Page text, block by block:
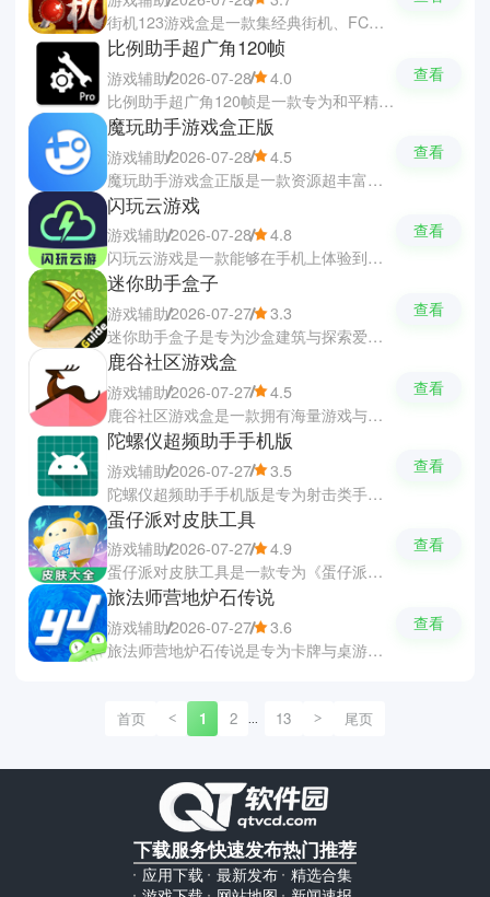
街机123游戏盒是一款集经典街机、FC、GBA等多平台游戏于一体的复古游戏盒子。软件收录了拳皇、街头霸王、魂斗罗、三国战纪等海量经典游戏，所有的游戏资源均为免费即点即玩。软件全面优化了虚拟按键的多点触控，真实还原了街机摇杆的手感，让你们随时随地重温童年的游戏乐趣。
比例助手超广角120帧
游戏辅助2026-07-28
4.0
比例助手超广角120帧是一款专为和平精英打造的屏幕比例与画质修改软件，无需Root权限即可轻松操作。软件支持一键将游戏画面修改为16:9无黑边广角、平板视角等多种模式，扩大自己的视野范围，更容易捕捉敌方的动态。软件拥有优化技术与实时帧率监控，提升运行的流畅度与射击精准度，即便是低端设备也能稳定高帧运行。
查看
魔玩助手游戏盒正版
游戏辅助2026-07-28
4.5
魔玩助手游戏盒正版是一款资源超丰富的游戏盒子软件，无论是想找热门手游、海外精品、MOD破解版、BT单机等等都应有尽有。软件拥有选安利墙和真实玩家的测评，帮助你们快速发现好的游戏作品，并提供一键高速下载与自动适配机型。软件还有各种实用辅助工具和游戏攻略，以及记得每日上线领取专属的礼包。
查看
闪玩云游戏
游戏辅助2026-07-28
4.8
闪玩云游戏是一款能够在手机上体验到各类大型3A游戏的云游戏平台软件，不再局限于设备的限制。软件内拥有超多种类的游戏，如狂飙赛车、冒险探索、惊悚解密等题材的游戏即点即玩，完全不需要漫长等待下载和更新。软件还有不限时畅玩体验，彻底摆脱硬件性能限制和时间焦虑。
查看
迷你助手盒子
游戏辅助2026-07-27
3.3
迷你助手盒子是专为沙盒建筑与探索爱好者打造的游戏辅助软件，全面收录了各类物品的合成公式、建筑建造指引与游戏资料。软件提供了丰富的地图种子代码与大神攻略教程视频，你们可以随时查看生动详尽的宠物属性、角色装扮及精美皮肤图鉴。软件还设有活跃的社区，让你们轻松掌握技巧以及结识组队的队友。
查看
鹿谷社区游戏盒
游戏辅助2026-07-27
4.5
鹿谷社区游戏盒是一款拥有海量游戏与应用资源的资源下载与互动社区软件，让你们轻松获得高品质的游戏资源。软件聚合了手游、PC端游及主机游戏等丰富资源，所有的资源均经过严格安全审核，支持分类导航与精准搜索并提供了多线路的高速不限速下载。软件还设有投稿分享以及活跃的讨论社区，让你们互相分享游戏心得与技巧攻略。
查看
陀螺仪超频助手手机版
游戏辅助2026-07-27
3.5
陀螺仪超频助手手机版是专为射击类手游打造的游戏优化辅助软件，能够有效提升设备的响应速度与陀螺仪灵敏度。软件能够解锁超高流的畅画质与帧数，还提供了实时数据反馈与稳定运行保障。软件还支持自由调节镜头、开火及陀螺仪敏感度参数，显著减少枪械的后坐力与屏幕水平震动，让你们大幅提升射击的精准度与操作手感。
查看
蛋仔派对皮肤工具
游戏辅助2026-07-27
4.9
蛋仔派对皮肤工具是一款专为《蛋仔派对》游戏打造的个性化皮肤图鉴与资讯软件，全面收录了从早期赛季到最新赛季的所有外观装饰。在这里你们可以一键分类筛选与精准搜索，为你们呈上超清皮肤图片、动态展示、稀有等级与获取途径等详细信息。你们能够随时查阅皮肤的背景故事与设计细节，第一时间就能掌握最新皮肤动态。
查看
旅法师营地炉石传说
游戏辅助2026-07-27
3.6
旅法师营地炉石传说是专为卡牌与桌游打造的社区软件，汇聚了国内外最新的游戏资讯与专业的原创攻略，覆盖炉石传说、万智牌、宝可梦卡牌等多款热门游戏。软件提供了庞大的卡牌数据库与英雄图鉴，你们还可以使用套牌模拟工具帮助你们组建自己的卡组。软件还设有活跃的交流社区与周边商城，方便随时查数据、看资讯、组卡牌或参与话题讨论。
查看
首页 < 1 2 ... 13 > 尾页
下载服务
应用下载
快速发布
最新发布
热门推荐
精选合集